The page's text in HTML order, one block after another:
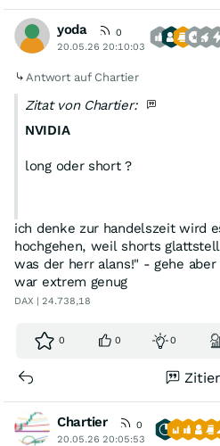
yoda
0
20.05.26 20:10:03
Antwort auf Chartier
Zitat von Chartier:
NVIDIA
long oder short ?
ich denke zur handelszeit wird
hochgehen, weil shorts
was der herr alans!" - gehe
war extrem genug
DAX | 24.738,18
0 0 0
Chartier
0
20.05.26 20:05:53